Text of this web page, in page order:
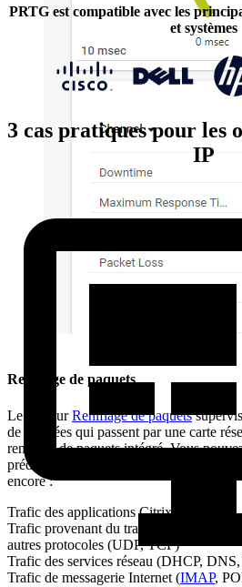
Reniflage de paquets
Le capteurReniflage de paquets
de données qui passent par une carte
renifleur de paquets intégré. Vous
prédéfinis. Il peut afficher les éléments
encore :
Trafic des applications Citrix
Trafic provenant du transfert de fichiers
autres protocoles (UDP, TCP)
Trafic des services réseau (DHCP,
Trafic de messagerie Internet (IMAP,
PRTG est compatible avec les
et systèmes
3 cas pratiques pour les
IP